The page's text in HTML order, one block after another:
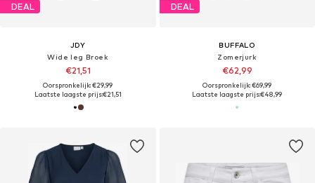
DEAL
JDY
Wide leg Broek
€21,51
Oorspronkelijk: €29,99
Laatste laagste prijs:€21,51
DEAL
BUFFALO
Zomerjurk
€62,99
Oorspronkelijk: €69,99
Laatste laagste prijs:€48,99